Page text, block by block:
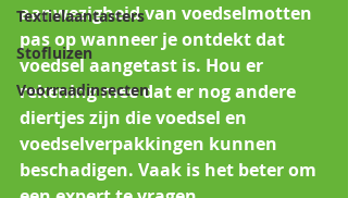
Textielaantasters
Stofluizen
Voorraadinsecten
aanwezigheid van voedselmotten
pas op wanneer je ontdekt dat
voedsel aangetast is. Hou er
rekening mee dat er nog andere
diertjes zijn die voedsel en
voedselverpakkingen kunnen
beschadigen. Vaak is het beter om